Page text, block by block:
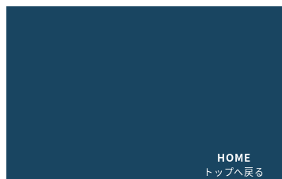
HOME
トップへ戻る